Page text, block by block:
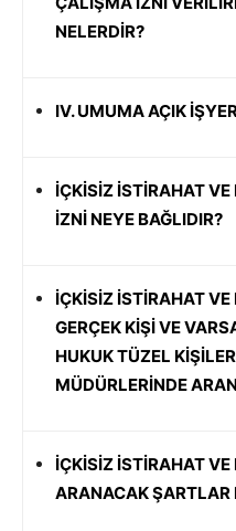
NELERDİR?
IV. UMUMA AÇIK
İÇKİSİZ İSTİRAHAT
İZNİ NEYE BAĞLIDIR?
İÇKİSİZ İSTİRAHAT VE
GERÇEK KİŞİ VE
HUKUK TÜZEL
MÜDÜRLERİNDE
İÇKİSİZ İSTİRAHAT VE
ARANACAK ŞARTLAR